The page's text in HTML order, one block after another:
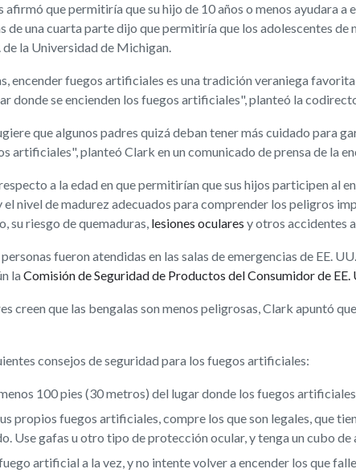
afirmó que permitiría que su hijo de 10 años o menos ayudara
de una cuarta parte dijo que permitiría que los adolescentes
la Universidad de Michigan.
encender fuegos artificiales es una tradición veraniega
donde se encienden los fuegos artificiales", planteó la
que algunos padres quizá deban tener más cuidado para
artificiales", planteó Clark en un comunicado de prensa de la
a la edad en que permitirían que sus hijos participen al
el nivel de madurez adecuados para comprender los peligros
su riesgo de quemaduras, lesiones oculares y otros accidentes
fueron atendidas en las salas de emergencias de EE.
la Comisión de Seguridad de Productos del Consumidor de EE.
creen que las bengalas son menos peligrosas, Clark apuntó
consejos de seguridad para los fuegos artificiales:
100 pies (30 metros) del lugar donde los fuegos
propios fuegos artificiales, compre los que son legales, que
Use gafas u otro tipo de protección ocular, y tenga un cubo de
artificial a la vez, y no intente volver a encender los que